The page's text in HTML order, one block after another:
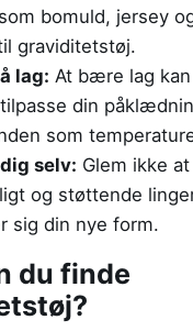
bomuld, jersey
graviditetstøj.
lag: At bære lag
din
som
selv: Glem ikke
og støttende
sig din nye form.
du finde